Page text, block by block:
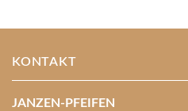
KONTAKT
JANZEN-PFEIFEN